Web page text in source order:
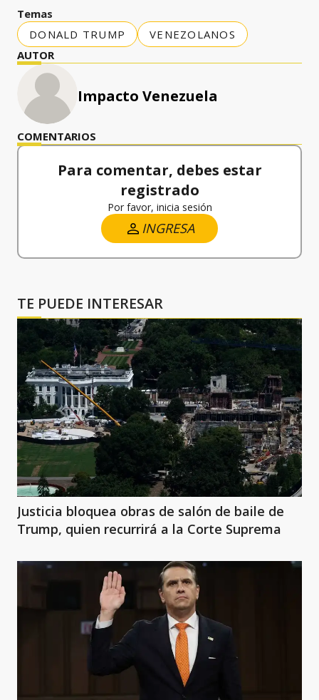
Temas
DONALD TRUMP
VENEZOLANOS
AUTOR
Impacto Venezuela
COMENTARIOS
Para comentar, debes estar
registrado
Por favor, inicia sesión
INGRESA
TE PUEDE INTERESAR
Justicia bloquea obras de salón de baile de
Trump, quien recurrirá a la Corte Suprema